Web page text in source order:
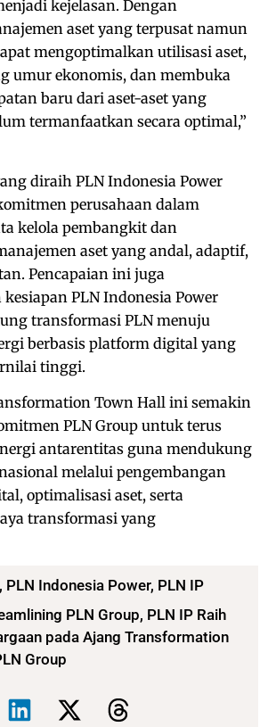
kejelasan. Dengan
aset yang terpusat namun
mengoptimalkan utilisasi aset,
umur ekonomis, dan membuka
baru dari aset-aset yang
termanfaatkan secara optimal,”
diraih PLN Indonesia Power
perusahaan dalam
kelola pembangkit dan
aset yang andal, adaptif,
Pencapaian ini juga
PLN Indonesia Power
transformasi PLN menuju
berbasis platform digital yang
tinggi.
Town Hall ini semakin
PLN Group untuk terus
antarentitas guna mendukung
melalui pengembangan
optimalisasi aset, serta
transformasi yang
, PLN Indonesia Power, PLN IP
PLN Group, PLN IP Raih
pada Ajang Transformation
Group